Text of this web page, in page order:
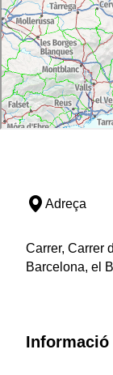
Adreça
Carrer, Carrer
Barcelona, el